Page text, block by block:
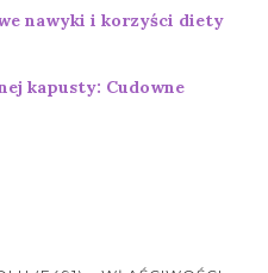
nawyki i korzyści diety
kapusty: Cudowne